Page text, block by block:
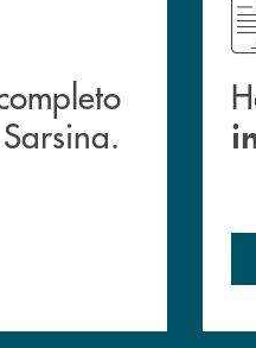
filiali di Bcc Sarsina.